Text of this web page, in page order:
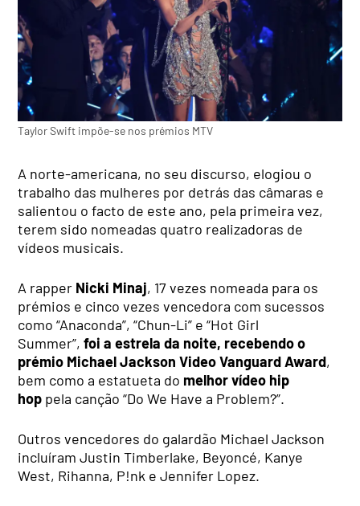
Taylor Swift impõe-se nos prémios MTV
A norte-americana, no seu discurso, elogiou o
trabalho das mulheres por detrás das câmaras e
salientou o facto de este ano, pela primeira vez,
terem sido nomeadas quatro realizadoras de
vídeos musicais.
A rapper Nicki Minaj, 17 vezes nomeada para os
prémios e cinco vezes vencedora com sucessos
como “Anaconda”, “Chun-Li” e “Hot Girl
Summer”,foi a estrela da noite, recebendo o
prémio Michael Jackson Video Vanguard Award,
bem como a estatueta do melhor vídeo hip
hop pela canção “Do We Have a Problem?”.
Outros vencedores do galardão Michael Jackson
incluíram Justin Timberlake, Beyoncé, Kanye
West, Rihanna, P!nk e Jennifer Lopez.